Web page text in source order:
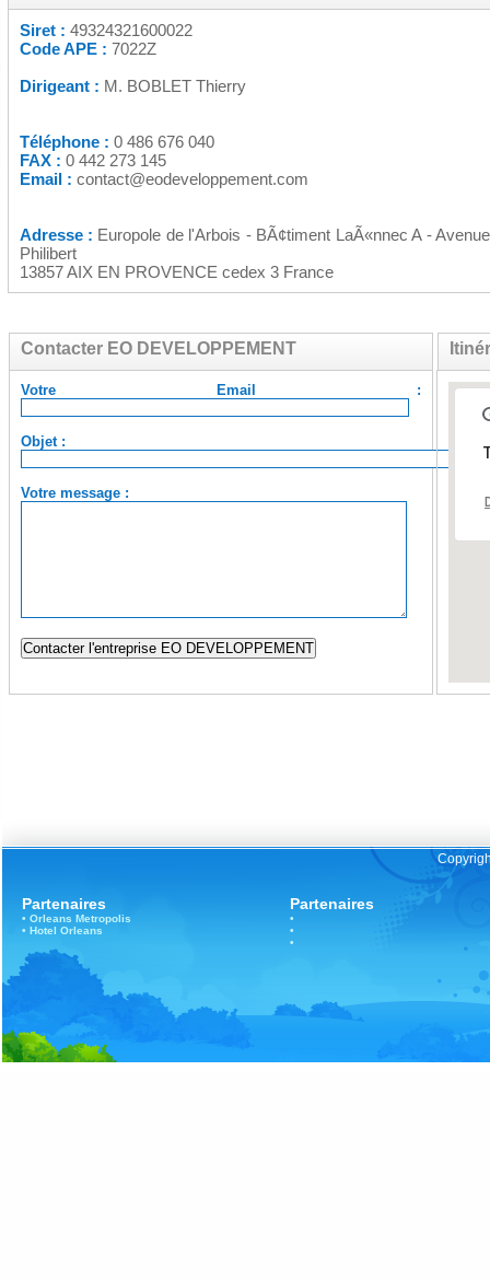
Siret : 49324321600022
Code APE : 7022Z
Dirigeant : M. BOBLET Thierry
Téléphone : 0 486 676 040
FAX : 0 442 273 145
Email : contact@eodeveloppement.com
Adresse : Europole de l'Arbois - BÃ¢timent LaÃ«nnec A -
Philibert
13857 AIX EN PROVENCE cedex 3 France
Contacter EO DEVELOPPEMENT
Votre Email :
Objet :
Votre message :
Partenaires
• Orleans Metropolis
• Hotel Orleans
Partenaires
•
•
•